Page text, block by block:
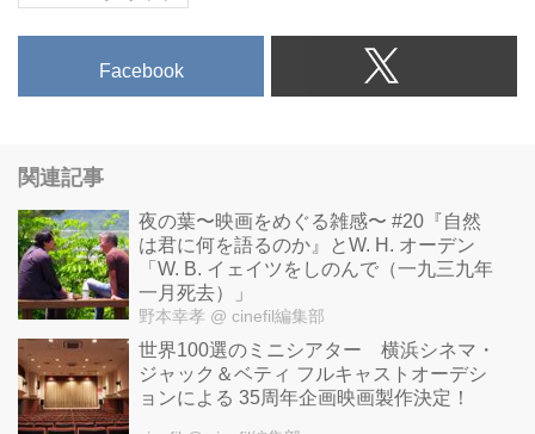
Facebook
関連記事
夜の葉〜映画をめぐる雑感〜 #20『自然
は君に何を語るのか』とW. H. オーデン
「W. B. イェイツをしのんで（一九三九年
一月死去）」
野本幸孝 @ cinefil編集部
世界100選のミニシアター 横浜シネマ・
ジャック＆ベティ フルキャストオーデシ
ョンによる 35周年企画映画製作決定！